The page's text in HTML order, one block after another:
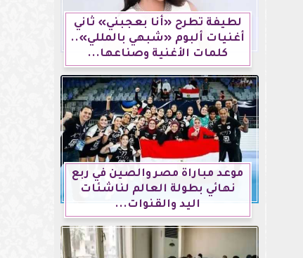
لطيفة تطرح «أنا بعجبني» ثاني
أغنيات ألبوم «شبهي بالمللي»..
كلمات الأغنية وصناعها...
موعد مباراة مصر والصين في ربع
نهائي بطولة العالم لناشئات
اليد والقنوات...